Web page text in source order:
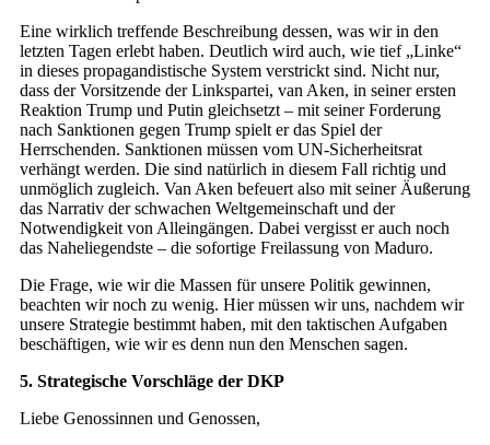
Eine wirklich treffende Beschreibung dessen, was wir in den
letzten Tagen erlebt haben. Deutlich wird auch, wie tief „Linke“
in dieses propagandistische System verstrickt sind. Nicht nur,
dass der Vorsitzende der Linkspartei, van Aken, in seiner ersten
Reaktion Trump und Putin gleichsetzt – mit seiner Forderung
nach Sanktionen gegen Trump spielt er das Spiel der
Herrschenden. Sanktionen müssen vom UN-Sicherheitsrat
verhängt werden. Die sind natürlich in diesem Fall richtig und
unmöglich zugleich. Van Aken befeuert also mit seiner Äußerung
das Narrativ der schwachen Weltgemeinschaft und der
Notwendigkeit von Alleingängen. Dabei vergisst er auch noch
das Naheliegendste – die sofortige Freilassung von Maduro.
Die Frage, wie wir die Massen für unsere Politik gewinnen,
beachten wir noch zu wenig. Hier müssen wir uns, nachdem wir
unsere Strategie bestimmt haben, mit den taktischen Aufgaben
beschäftigen, wie wir es denn nun den Menschen sagen.
5. Strategische Vorschläge der DKP
Liebe Genossinnen und Genossen,